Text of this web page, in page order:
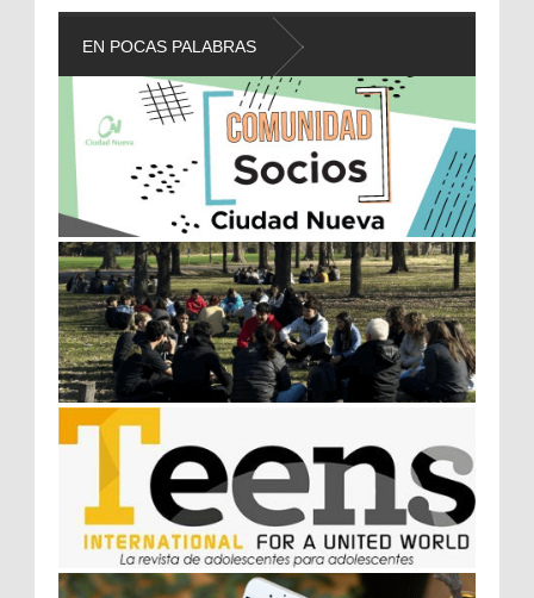
EN POCAS PALABRAS